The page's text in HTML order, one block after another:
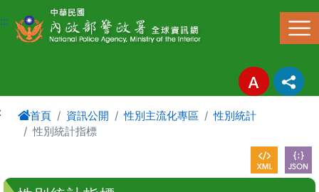
進入內容區塊
:::
首頁 資訊公開 性別主流化專區
性別統計
性別統計指標